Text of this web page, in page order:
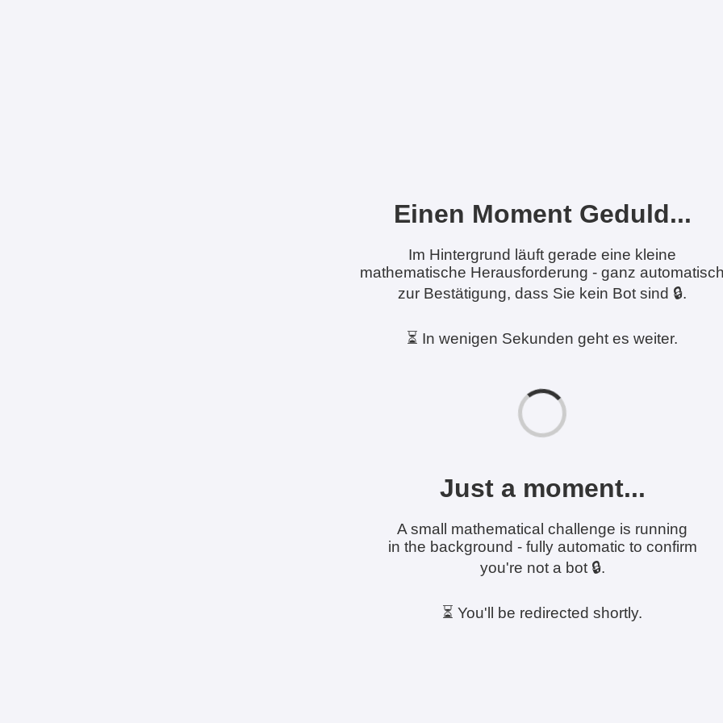
Einen Moment Geduld...
Im Hintergrund läuft gerade eine kleine
mathematische Herausforderung - ganz
zur Bestätigung, dass Sie kein Bot sind 🔒.
⏳ In wenigen Sekunden geht es weiter.
Just a moment...
A small mathematical challenge is running
in the background - fully automatic to confirm
you're not a bot 🔒.
⏳ You'll be redirected shortly.